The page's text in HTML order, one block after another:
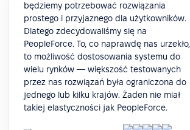
będziemy potrzebować rozwiązania
prostego i przyjaznego dla użytkowników.
Dlatego zdecydowaliśmy się na
PeopleForce. To, co naprawdę nas urzekło,
to możliwość dostosowania systemu do
wielu rynków — większość testowanych
przez nas rozwiązań była ograniczona do
jednego lub kilku krajów. Żaden nie miał
takiej elastyczności jak PeopleForce.